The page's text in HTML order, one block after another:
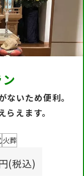
ないため便利。
えます。
火葬
(税込)